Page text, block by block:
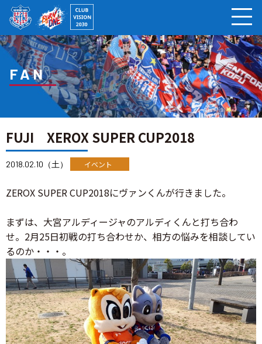
FAN
FUJI XEROX SUPER CUP2018
2018.02.10（土） イベント
ZEROX SUPER CUP2018にヴァンくんが行きました。
まずは、大宮アルディージャのアルディくんと打ち合わ
せ。2月25日初戦の打ち合わせか、相方の悩みを相談してい
るのか・・・。